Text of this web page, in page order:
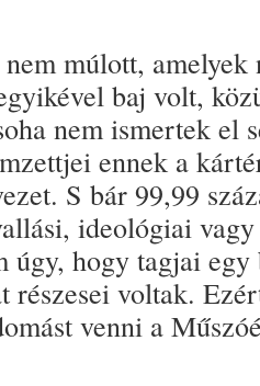
múlott,
baj volt,
nem ismertek el
ennek a
S bár 99,99
ideológiai
úgy, hogy tagjai
részesei voltak.
venni a